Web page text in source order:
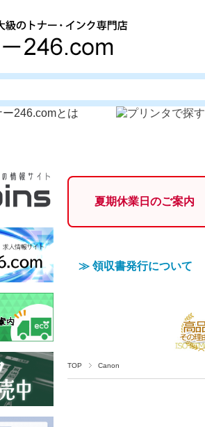
夏期休業日のご案内
≫ 領収書発行について
TOP Canon